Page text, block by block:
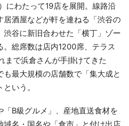
にわたって19店を展開。線路沿
居酒屋などが軒を連ねる「渋谷の
渋谷に新旧合わせた「横丁」ゾー
。総席数は店内1200席、テラス
まで浜倉さんが手掛けてきた
も最大規模の店舗数で「集大成と
いう。
B級グルメ」、産地直送食材を
域名・国名や「食市」と付け出店